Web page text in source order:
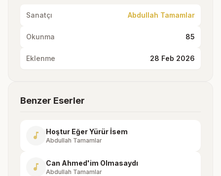
Sanatçı Abdullah Tamamlar
Okunma 85
Eklenme 28 Feb 2026
Benzer Eserler
music_note Hoştur Eğer Yürür İsem
Abdullah Tamamlar
music_note Can Ahmed'im Olmasaydı
Abdullah Tamamlar